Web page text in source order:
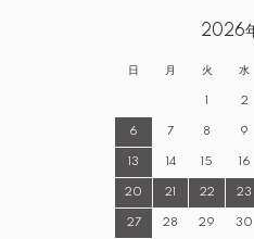
2026
日 月 火 水
1 2
6 7 8 9
13 14 15 16
20 21 22 23
27 28 29 30